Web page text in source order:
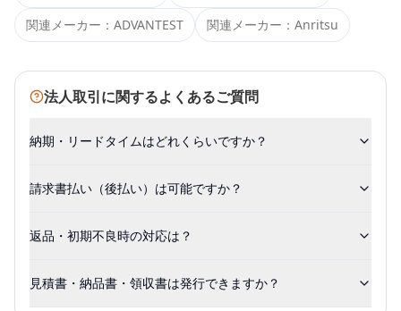
関連メーカー： ADVANTEST 関連メーカー： Anritsu
法人取引に関するよくあるご質問
納期・リードタイムはどれくらいですか？
請求書払い（後払い）は可能ですか？
返品・初期不良時の対応は？
見積書・納品書・領収書は発行できますか？